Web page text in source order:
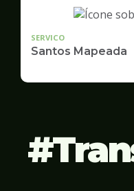
SERVICO
Santos Mapeada